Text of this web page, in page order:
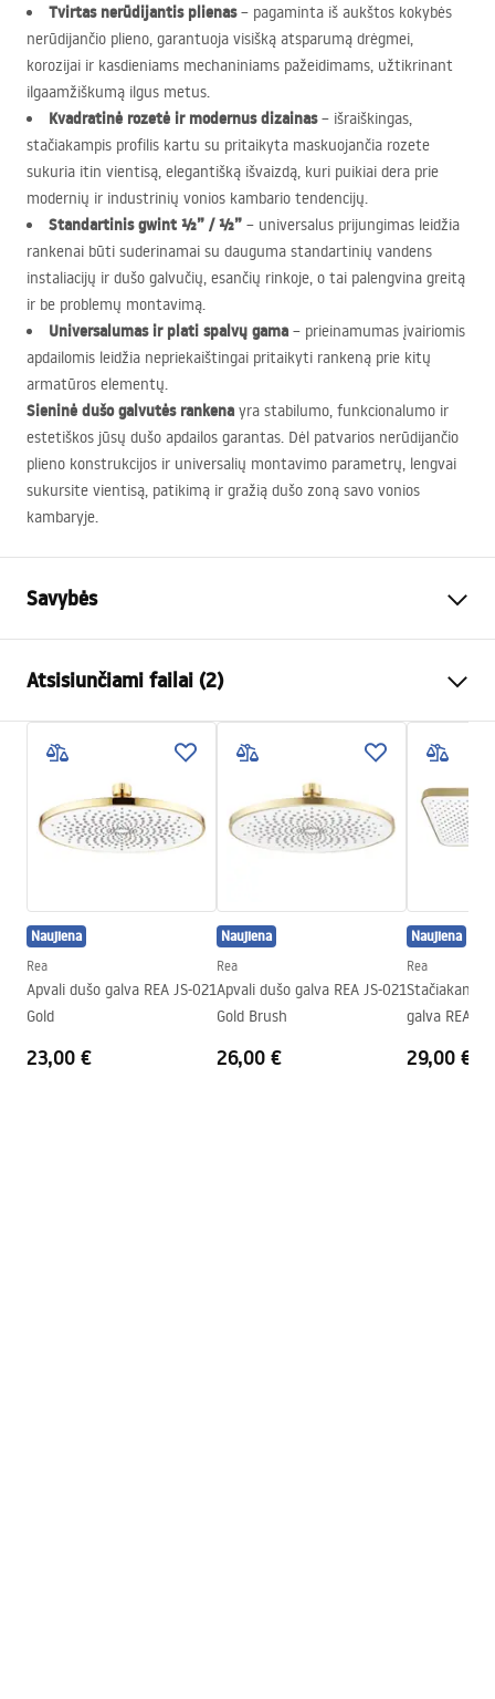
Tvirtas nerūdijantis plienas– pagaminta iš aukštos kokybės
nerūdijančio plieno, garantuoja visišką atsparumą drėgmei,
korozijai ir kasdieniams mechaniniams pažeidimams, užtikrinant
ilgaamžiškumą ilgus metus.
Kvadratinė rozetė ir modernus dizainas– išraiškingas,
stačiakampis profilis kartu su pritaikyta maskuojančia rozete
sukuria itin vientisą, elegantišką išvaizdą, kuri puikiai dera prie
modernių ir industrinių vonios kambario tendencijų.
Standartinis gwint ½” / ½” – universalus prijungimas leidžia
rankenai būti suderinamai su dauguma standartinių vandens
instaliacijų ir dušo galvučių, esančių rinkoje, o tai palengvina greitą
ir be problemų montavimą.
Universalumas ir plati spalvų gama – prieinamumas įvairiomis
apdailomis leidžia nepriekaištingai pritaikyti rankeną prie kitų
armatūros elementų.
Sieninė dušo galvutės rankena yra stabilumo, funkcionalumo ir
estetiškos jūsų dušo apdailos garantas. Dėl patvarios nerūdijančio
plieno konstrukcijos ir universalių montavimo parametrų, lengvai
sukursite vientisą, patikimą ir gražią dušo zoną savo vonios
kambaryje.
Savybės
Medžiaga
Montavimo būdas
Prisukamas
Plotis
405
Aukštis
28mm
Gylis
30mm
Atsisiunčiami failai (2)
Pielęgnacja.pdf
Garantijos sąlygos
Naujiena
Rea
Apvali dušo galva REA JS-021
Gold
23,00 €
Naujiena
Rea
Apvali dušo galva REA JS-021
Gold Brush
26,00 €
Naujiena
Rea
galva REA
29,00 €